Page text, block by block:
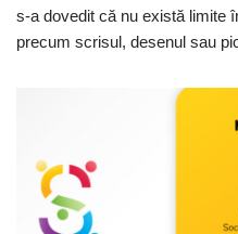
s-a dovedit că nu există limite
precum scrisul, desenul sau